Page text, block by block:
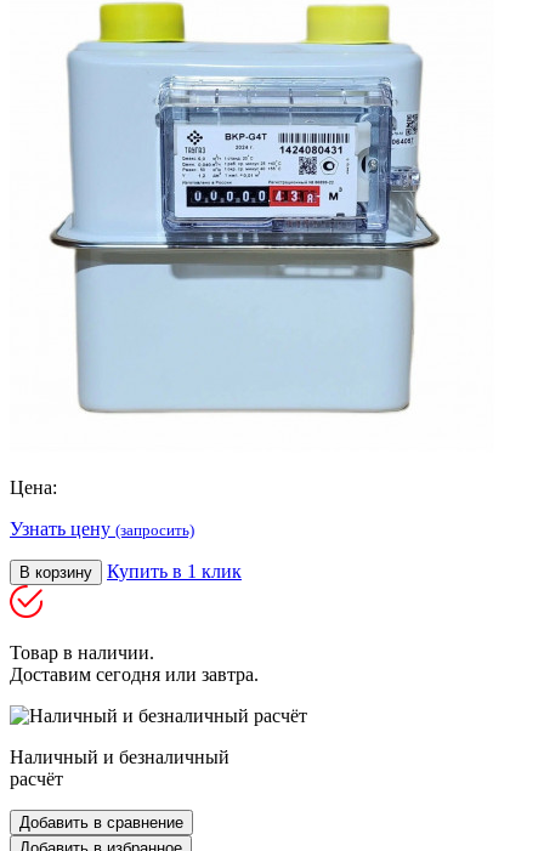
Цена:
Узнать цену (запросить)
В корзину Купить в 1 клик
Товар в наличии.
Доставим сегодня или завтра.
Наличный и безналичный
расчёт
Добавить в сравнение